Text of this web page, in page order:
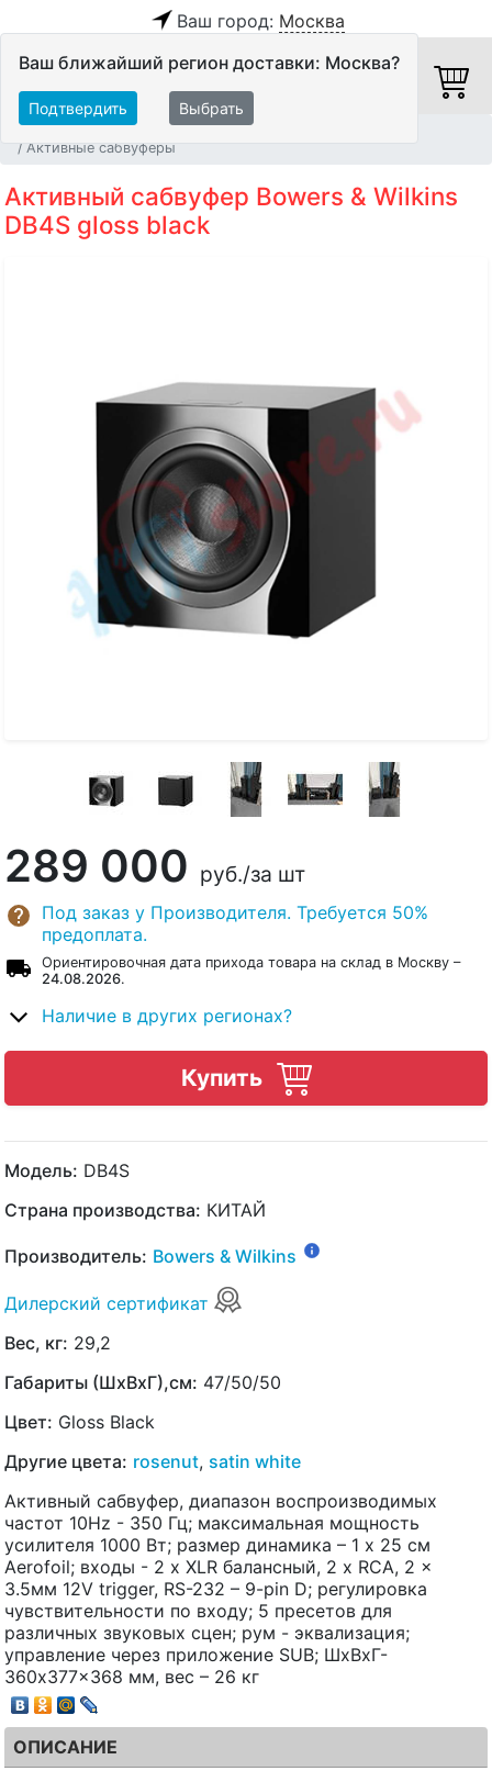
Ваш город: Москва
Ваш ближайший регион доставки: Москва?
Подтвердить Выбрать
Активные сабвуферы
Активный сабвуфер Bowers & Wilkins
DB4S gloss black
289 000 руб./за шт
Под заказ у Производителя. Требуется 50%
предоплата.
Ориентировочная дата прихода товара на склад в Москву –
24.08.2026.
Наличие в других регионах?
Купить
Модель: DB4S
Страна производства: КИТАЙ
Производитель: Bowers & Wilkins
Дилерский сертификат
Вес, кг: 29,2
Габариты (ШхВхГ),см: 47/50/50
Цвет: Gloss Black
Другие цвета: rosenut, satin white
Активный сабвуфер, диапазон воспроизводимых
частот 10Hz - 350 Гц; максимальная мощность
усилителя 1000 Вт; размер динамика – 1 x 25 см
Aerofoil; входы - 2 x XLR балансный, 2 x RCA, 2 x
3.5мм 12V trigger, RS-232 – 9-pin D; регулировка
чувствительности по входу; 5 пресетов для
различных звуковых сцен; рум - эквализация;
управление через приложение SUB; ШхВхГ-
360x377x368 мм, вес – 26 кг
ОПИСАНИЕ